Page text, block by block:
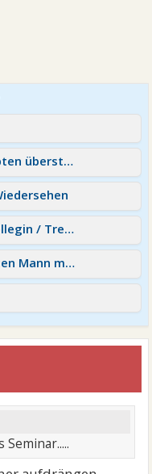
Wie Wiedersehen mit Ex-Geliebten überstehen?
Ehemann hat Verhältnis mit Kollegin / Trennung mit 3 Kindern
Frau hat Affäre mit verheirateten Mann mit Kindern